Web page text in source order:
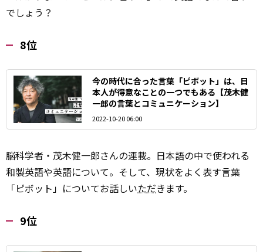
でしょう？
8位
今の時代に合った言葉「ピボット」は、日
本人が得意なことの一つでもある【茂木健
一郎の言葉とコミュニケーション】
2022-10-20 06:00
脳科学者・茂木健一郎さんの連載。日本語の中で使われる
和製英語や英語について。そして、現状をよく表す言葉
「ピボット」についてお話しいただきます。
9位